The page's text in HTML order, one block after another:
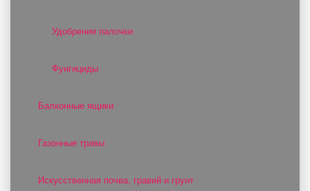
Удобрения палочки
Фунгициды
Балконные ящики
Газонные травы
Искусственная почва, гравий и грунт